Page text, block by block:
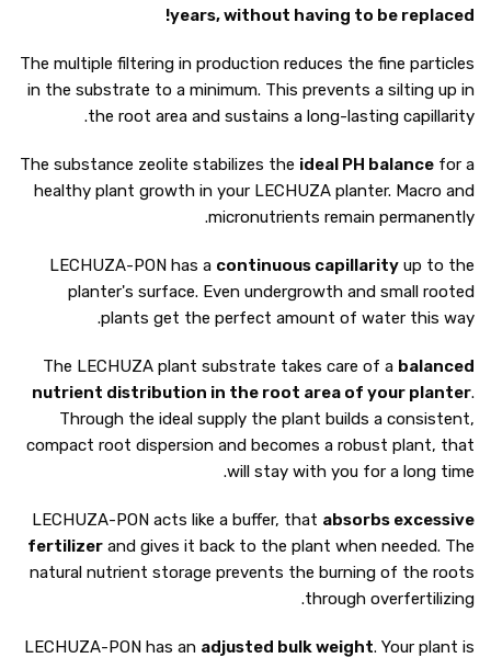
years, without having to be replaced!
The multiple filtering in production reduces the fine particles
in the substrate to a minimum. This prevents a silting up in
the root area and sustains a long-lasting capillarity.
The substance zeolite stabilizes the ideal PH balance for a
healthy plant growth in your LECHUZA planter. Macro and
micronutrients remain permanently.
LECHUZA-PON has a continuous capillarity up to the
planter's surface. Even undergrowth and small rooted
plants get the perfect amount of water this way.
The LECHUZA plant substrate takes care of a balanced
nutrient distribution in the root area of your planter.
Through the ideal supply the plant builds a consistent,
compact root dispersion and becomes a robust plant, that
will stay with you for a long time.
LECHUZA-PON acts like a buffer, that absorbs excessive
fertilizer and gives it back to the plant when needed. The
natural nutrient storage prevents the burning of the roots
through overfertilizing.
LECHUZA-PON has an adjusted bulk weight. Your plant is